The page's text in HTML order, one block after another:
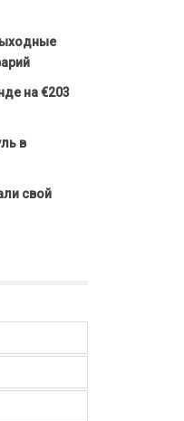
на €203
в
свой